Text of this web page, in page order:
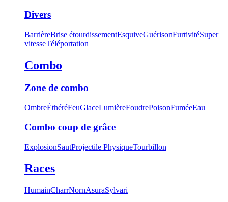
Divers
BarrièreBrise étourdissementEsquiveGuérisonFurtivitéSuper
vitesseTéléportation
Combo
Zone de combo
OmbreÉthéréFeuGlaceLumièreFoudrePoisonFuméeEau
Combo coup de grâce
ExplosionSautProjectile PhysiqueTourbillon
Races
HumainCharrNornAsuraSylvari